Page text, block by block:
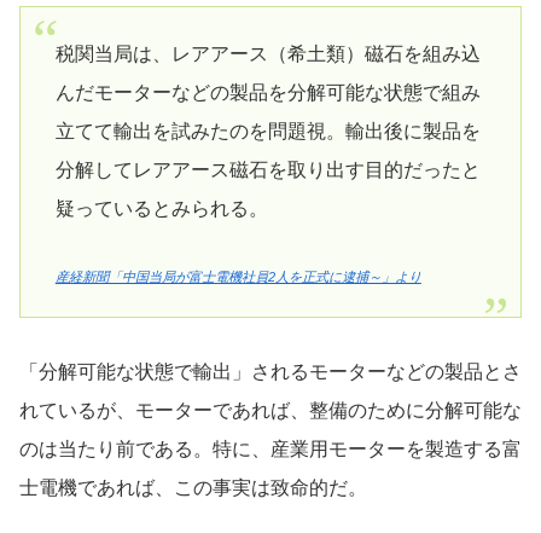
税関当局は、レアアース（希土類）磁石を組み込
んだモーターなどの製品を分解可能な状態で組み
立てて輸出を試みたのを問題視。輸出後に製品を
分解してレアアース磁石を取り出す目的だったと
疑っているとみられる。
産経新聞「中国当局が富士電機社員2人を正式に逮捕～」より
「分解可能な状態で輸出」されるモーターなどの製品とさ
れているが、モーターであれば、整備のために分解可能な
のは当たり前である。特に、産業用モーターを製造する富
士電機であれば、この事実は致命的だ。